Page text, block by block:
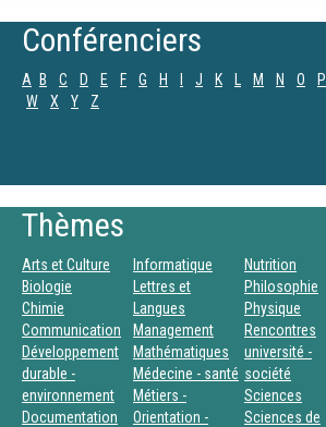
Conférenciers
A B C D E F G H J K M N O P
W
X Y Z
Thèmes
Arts et Culture
Biologie
Chimie
Communication
Développement
durable -
environnement
Documentation
Informatique
Lettres et
Langues
Management
Mathématiques
Médecine - santé
Métiers -
Orientation -
Nutrition
Philosophie
Physique
Rencontres
université -
société
Sciences
Sciences de